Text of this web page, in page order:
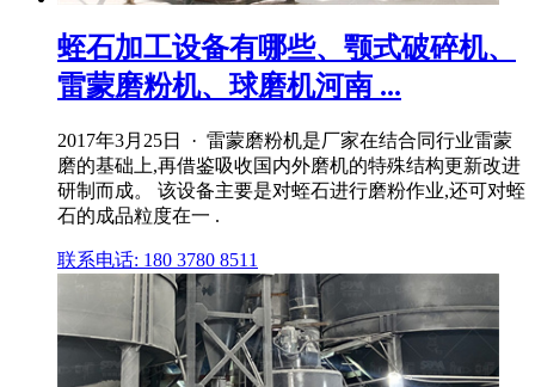
蛭石加工设备有哪些、颚式破碎机、
雷蒙磨粉机、球磨机河南 ...
2017年3月25日 · 雷蒙磨粉机是厂家在结合同行业雷蒙
磨的基础上,再借鉴吸收国内外磨机的特殊结构更新改进
研制而成。 该设备主要是对蛭石进行磨粉作业,还可对蛭
石的成品粒度在一 .
联系电话: 180 3780 8511